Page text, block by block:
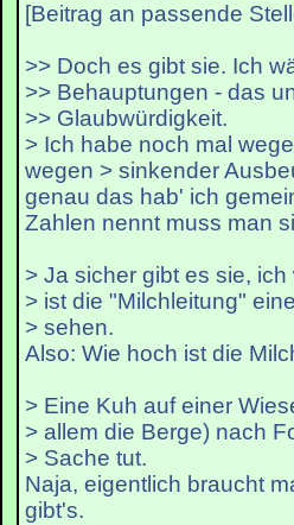
[Beitrag an passende
>> Doch es gibt sie. Ich
>> Behauptungen - das
>> Glaubwürdigkeit.
> Ich habe noch mal
wegen > sinkender
genau das hab' ich
Zahlen nennt muss man
> Ja sicher gibt es sie,
> ist die "Milchleitung"
> sehen.
Also: Wie hoch ist die
> Eine Kuh auf einer
> allem die Berge) nach
> Sache tut.
Naja, eigentlich braucht
gibt's.